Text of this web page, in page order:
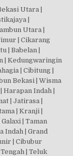
Utara |
|
Utara |
| Cikarang
| Babelan |
| Kedungwaringin
| Cibitung |
Bekasi | Wisma
Indah |
| Jatirasa |
| Kranji |
| Taman
Indah | Grand
| Cibubur
| Teluk